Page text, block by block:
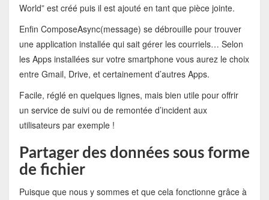
World” est créé puis il est ajouté en tant que pièce jointe.
Enfin ComposeAsync(message) se débrouille pour trouver
une application installée qui sait gérer les courriels… Selon
les Apps installées sur votre smartphone vous aurez le choix
entre Gmail, Drive, et certainement d’autres Apps.
Facile, réglé en quelques lignes, mais bien utile pour offrir
un service de suivi ou de remontée d’incident aux
utilisateurs par exemple !
Partager des données sous forme
de fichier
Puisque que nous y sommes et que cela fonctionne grâce à